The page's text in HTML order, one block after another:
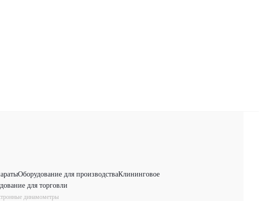
Оборудование для производстваКлининговое
для торговли
динамометры